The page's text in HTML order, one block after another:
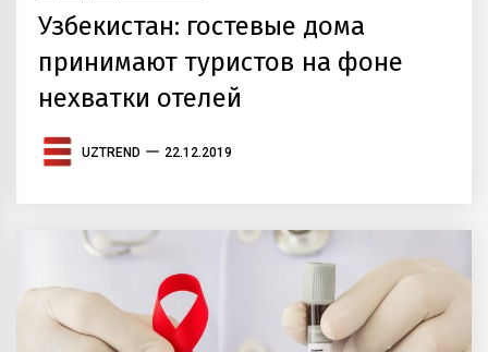
Узбекистан: гостевые дома
принимают туристов на фоне
нехватки отелей
UZTREND 22.12.2019